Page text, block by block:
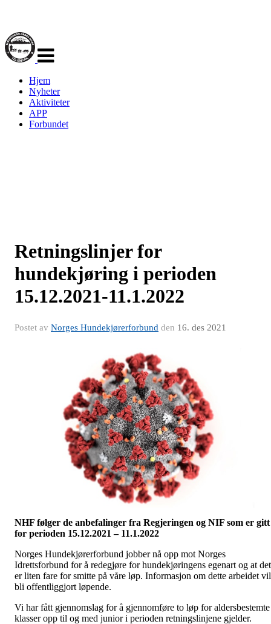
navigasjon
Hjem
Nyheter
Aktiviteter
APP
Forbundet
Retningslinjer for
hundekjøring i perioden
15.12.2021-11.1.2022
Postet av Norges Hundekjørerforbund den 16. des 2021
NHF følger de anbefalinger fra Regjeringen og NIF som er gitt
for perioden 15.12.2021 – 11.1.2022
Norges Hundekjørerforbund jobber nå opp mot Norges
Idrettsforbund for å redegjøre for hundekjøringens egenart og at det
er liten fare for smitte på våre løp. Informasjon om dette arbeidet vil
bli offentliggjort løpende.
Vi har fått gjennomslag for å gjennomføre to løp for aldersbestemte
klasser opp til og med junior i perioden retningslinjene gjelder.